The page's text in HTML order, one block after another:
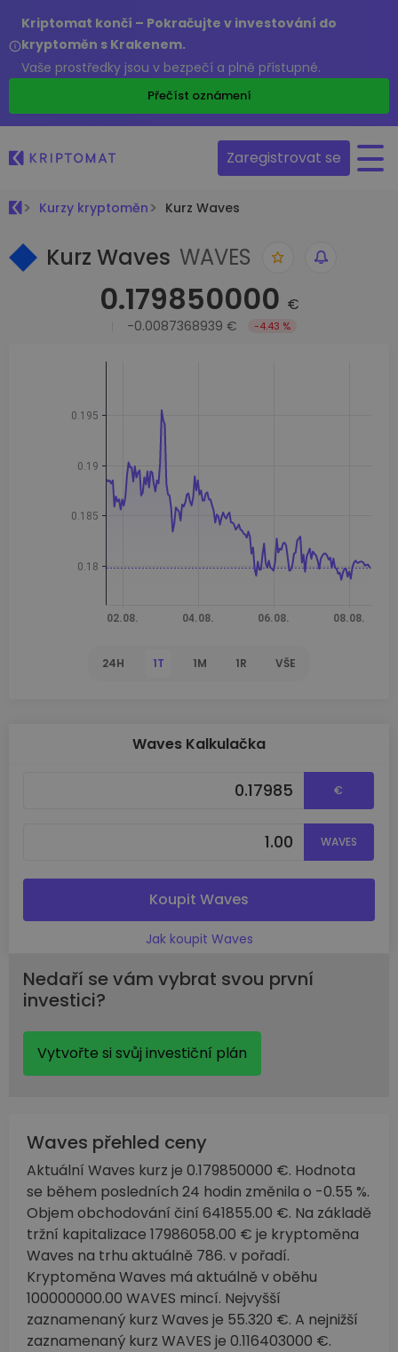
Kriptomat končí – Pokračujte v investování do
kryptoměn s Krakenem.
Vaše prostředky jsou v bezpečí a plně přístupné.
Přečíst oznámení
Zaregistrovat se
Kurzy kryptoměn Kurz Waves
Kurz Waves WAVES
0.179850000 €
-0.0087368939 € -4.43 %
24H 1T 1M 1R VŠE
Waves Kalkulačka
€
WAVES
Koupit Waves
Jak koupit Waves
Nedaří se vám vybrat svou první
investici?
Vytvořte si svůj investiční plán
Waves přehled ceny
Aktuální Waves kurz je 0.179850000 €. Hodnota
se během posledních 24 hodin změnila o -0.55 %.
Objem obchodování činí 641855.00 €. Na základě
tržní kapitalizace 17986058.00 € je kryptoměna
Waves na trhu aktuálně 786. v pořadí.
Kryptoměna Waves má aktuálně v oběhu
100000000.00 WAVES mincí. Nejvyšší
zaznamenaný kurz Waves je 55.320 €. A nejnižší
zaznamenaný kurz WAVES je 0.116403000 €.